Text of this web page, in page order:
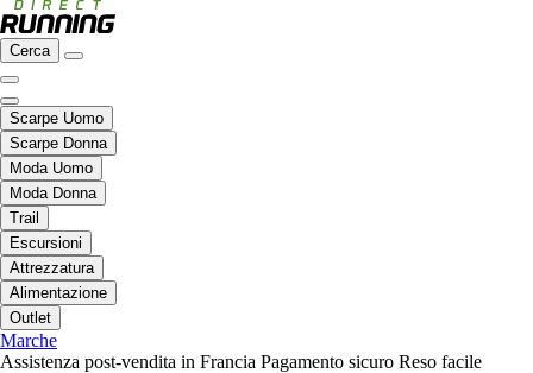
Cerca
Scarpe Uomo
Scarpe Donna
Moda Uomo
Moda Donna
Trail
Escursioni
Attrezzatura
Alimentazione
Outlet
Marche
Assistenza post-vendita in Francia Pagamento sicuro Reso facile